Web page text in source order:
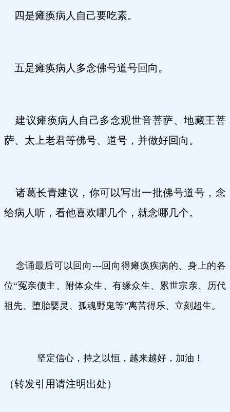
四是瘫痪病人自己要吃素。
五是瘫痪病人多念佛号道号回向。
建议瘫痪病人自己多念观世音菩萨、地藏王菩
萨、太上老君等佛号、道号，并做好回向。
诸葛长青建议，你可以写出一批佛号道号，念
给病人听，看他喜欢哪几个，就念哪几个。
念诵最后可以回向---回向得瘫痪疾病的、身上的各
位“冤亲债主、附体众生、有缘众生、累世宗亲、历代
祖先、堕胎婴灵、孤魂野鬼等”离苦得乐、立刻超生。
坚定信心，持之以恒，越来越好，加油！
（转发引用请注明出处）